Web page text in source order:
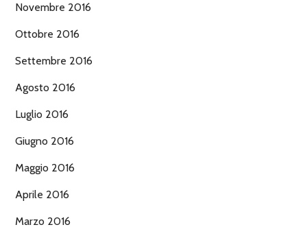
Novembre 2016
Ottobre 2016
Settembre 2016
Agosto 2016
Luglio 2016
Giugno 2016
Maggio 2016
Aprile 2016
Marzo 2016